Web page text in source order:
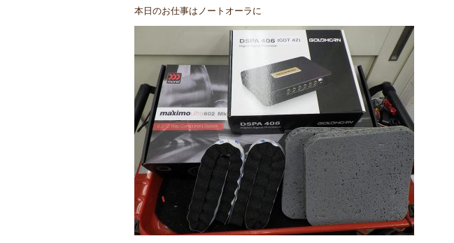
本日のお仕事はノートオーラに